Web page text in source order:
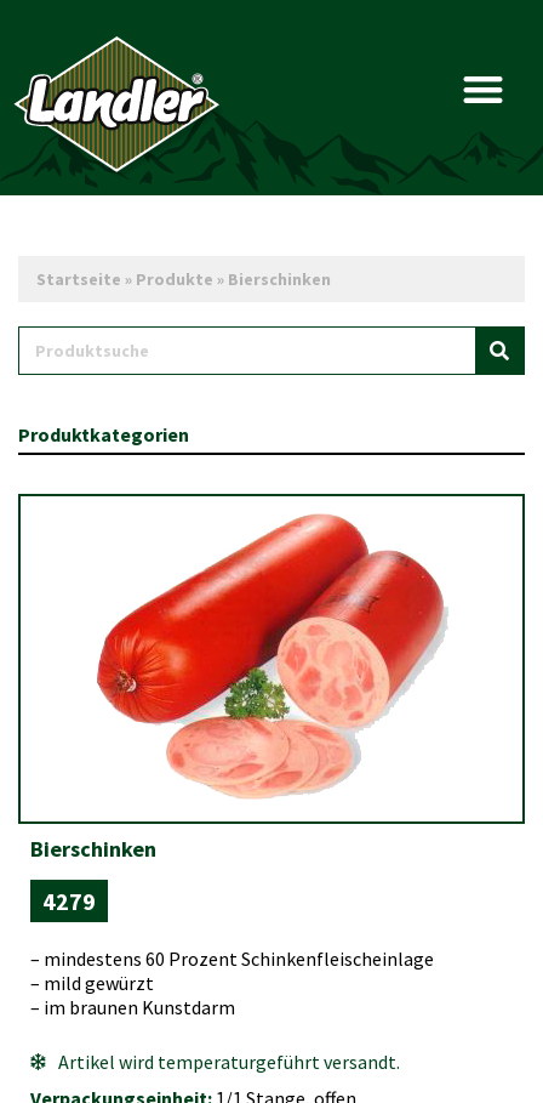
Startseite » Produkte » Bierschinken
Produktkategorien
Bierschinken
4279
– mindestens 60 Prozent Schinkenfleischeinlage
– mild gewürzt
– im braunen Kunstdarm
Artikel wird temperaturgeführt versandt.